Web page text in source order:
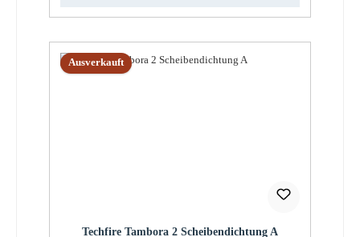
Ausverkauft
Techfire Tambora 2 Scheibendichtung A